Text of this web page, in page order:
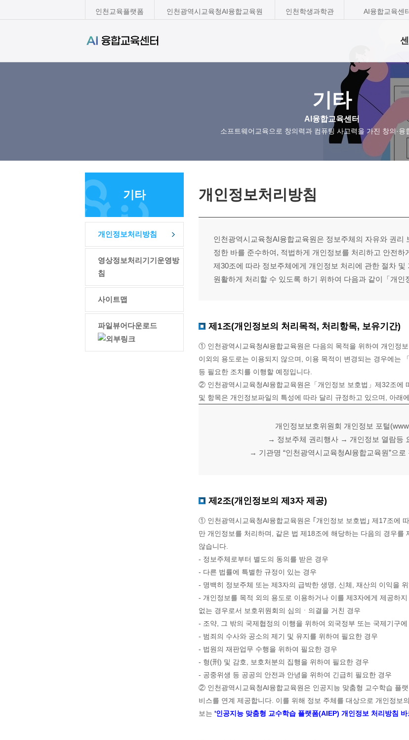
인천교육플랫폼 인천광역시교육청AI융합교육원 인천학생과학관 AI융합교육센
기타
AI융합교육센터
소프트웨어교육으로 창의력과 컴퓨팅 사고력을 가진 창의·융
기타
개인정보처리방침
영상정보처리기기운영방
침
사이트맵
파일뷰어다운로드
개인정보처리방침
인천광역시교육청AI융합교육원은 정보주체의 자유와 권리
정한 바를 준수하여, 적법하게 개인정보를 처리하고 안전하
제30조에 따라 정보주체에게 개인정보 처리에 관한 절차
원활하게 처리할 수 있도록 하기 위하여 다음과 같이「개인
제1조(개인정보의 처리목적, 처리항목, 보유기간)
① 인천광역시교육청AI융합교육원은 다음의 목적을 위하여 개인정
이외의 용도로는 이용되지 않으며, 이용 목적이 변경되는 경우에는
등 필요한 조치를 이행할 예정입니다.
② 인천광역시교육청AI융합교육원은「개인정보 보호법」제32조에
및 항목은 개인정보파일의 특성에 따라 달리 규정하고 있으며, 아래
개인정보보호위원회 개인정보 포털
→ 정보주체 권리행사 → 개인정보 열람등
→ 기관명 “인천광역시교육청AI융합교육원”으로
제2조(개인정보의 제3자 제공)
① 인천광역시교육청AI융합교육원은 ｢개인정보 보호법｣ 제17조에
만 개인정보를 처리하며, 같은 법 제18조에 해당하는 다음의 경우
않습니다.
- 정보주체로부터 별도의 동의를 받은 경우
- 다른 법률에 특별한 규정이 있는 경우
- 명백히 정보주체 또는 제3자의 급박한 생명, 신체, 재산의 이익을
- 개인정보를 목적 외의 용도로 이용하거나 이를 제3자에게 제공하
없는 경우로서 보호위원회의 심의ㆍ의결을 거친 경우
- 조약, 그 밖의 국제협정의 이행을 위하여 외국정부 또는 국제기구
- 범죄의 수사와 공소의 제기 및 유지를 위하여 필요한 경우
- 법원의 재판업무 수행을 위하여 필요한 경우
- 형(刑) 및 감호, 보호처분의 집행을 위하여 필요한 경우
- 공중위생 등 공공의 안전과 안녕을 위하여 긴급히 필요한 경우
② 인천광역시교육청AI융합교육원은 인공지능 맞춤형 교수학습 플
비스를 연계 제공합니다. 이를 위해 정보 주체를 대상으로 개인정보
보는 '인공지능 맞춤형 교수학습 플랫폼(AIEP) 개인정보 처리방침